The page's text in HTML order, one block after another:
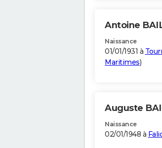
Antoine
Naissance
01/01/1931 à
Maritimes)
Auguste
Naissance
02/01/1948 à